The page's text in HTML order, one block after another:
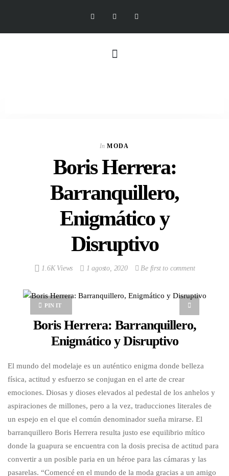
In MODA
Boris Herrera:
Barranquillero,
Enigmático y
Disruptivo
1.6K Views 1 agosto, 2020 Be first to comment
PIN IT
Boris Herrera: Barranquillero,
Enigmático y Disruptivo
El mundo del modelaje es un auténtico enigma donde belleza
física, actitud y esfuerzo se conjugan en el arte de crear
emociones. Diosas y dioses elevados al pedestal de los anhelos y
aspiraciones de millones, pero a la vez, traducciones literales de
un espejo en el que el común denominador sueña mirarse. El
barranquillero Boris Herrera resulta justo ese equilibrio mítico
donde la guapura se encuentra con la dosis precisa de actitud para
convertir a un posible paria en un héroe para las cámaras y las
pasarelas. “Comencé en el mundo de la moda gracias a un amigo